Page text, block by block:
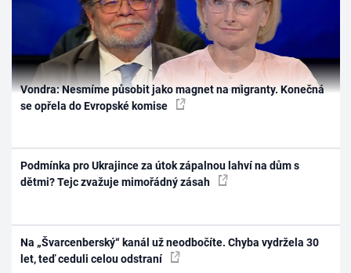
Vondra: Nesmíme působit jako magnet na migranty. Konečná
se opřela do Evropské komise
Podmínka pro Ukrajince za útok zápalnou lahví na dům s
dětmi? Tejc zvažuje mimořádný zásah
Na „Švarcenberský“ kanál už neodbočíte. Chyba vydržela 30
let, teď ceduli celou odstraní